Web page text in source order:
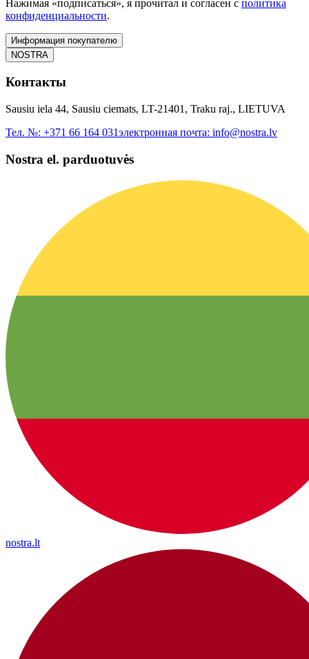
Нажимая «подписаться», я прочитал и согласен с политика
конфиденциальности.
Информация покупателю
NOSTRA
Контакты
Sausiu iela 44, Sausiu ciemats, LT-21401, Traku raj., LIETUVA
Тел. №: +371 66 164 031электронная почта: info@nostra.lv
Nostra el. parduotuvės
nostra.lt